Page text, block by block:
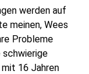
werden auf
meinen, Wees
Probleme
schwierige
mit 16 Jahren